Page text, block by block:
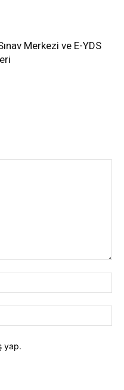
Merkezi ve E-YDS
yap.